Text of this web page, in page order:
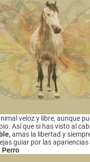
veloz y libre, aunque
Así que si has visto al
amas la libertad y
guiar por las
Perro